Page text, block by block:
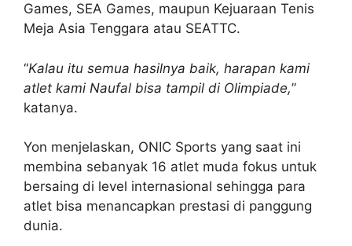
Games, SEA Games, maupun Kejuaraan Tenis
Meja Asia Tenggara atau SEATTC.
“Kalau itu semua hasilnya baik, harapan kami
atlet kami Naufal bisa tampil di Olimpiade,”
katanya.
Yon menjelaskan, ONIC Sports yang saat ini
membina sebanyak 16 atlet muda fokus untuk
bersaing di level internasional sehingga para
atlet bisa menancapkan prestasi di panggung
dunia.